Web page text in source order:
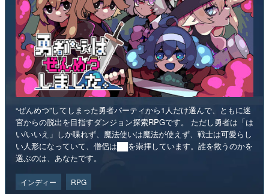
“ぜんめつ”してしまった勇者パーティから1人だけ選んで、ともに迷
宮からの脱出を目指すダンジョン探索RPGです。 ただし勇者は「は
い/いいえ」しか喋れず、魔法使いは魔法が使えず、戦士は可愛らし
い人形になっていて、僧侶は██を崇拝しています。誰を救うのかを
選ぶのは、あなたです。
インディー RPG